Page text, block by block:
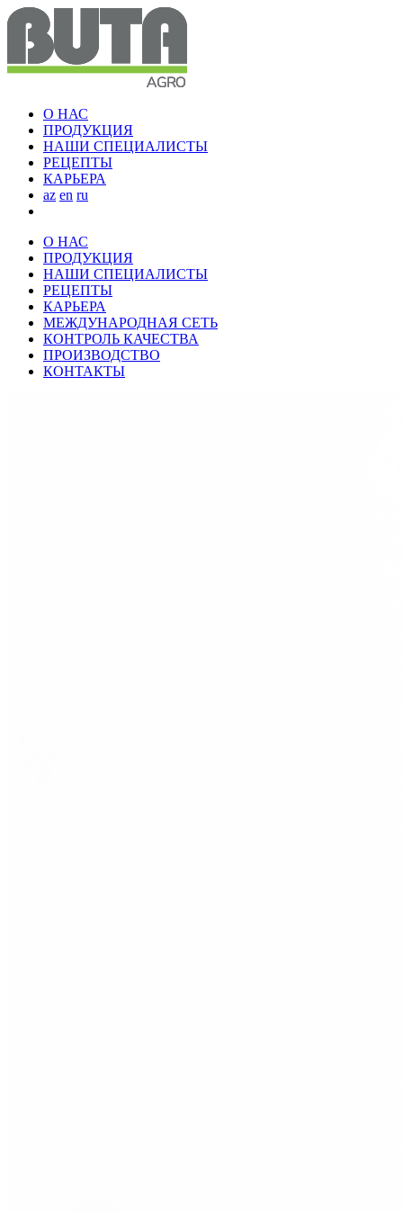
О НАС
ПРОДУКЦИЯ
НАШИ СПЕЦИАЛИСТЫ
РЕЦЕПТЫ
КАРЬЕРА
az en ru
О НАС
ПРОДУКЦИЯ
НАШИ СПЕЦИАЛИСТЫ
РЕЦЕПТЫ
КАРЬЕРА
МЕЖДУНАРОДНАЯ СЕТЬ
КОНТРОЛЬ КАЧЕСТВА
ПРОИЗВОДСТВО
КОНТАКТЫ